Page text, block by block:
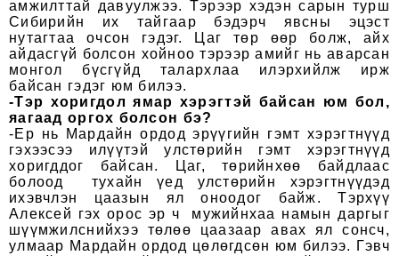
амжилттай давуулжээ. Тэрээр хэдэн сарын турш
Сибирийн их тайгаар бэдэрч явсны эцэст
нутагтаа очсон гэдэг. Цаг төр өөр болж, айх
айдасгүй болсон хойноо тэрээр амийг нь аварсан
монгол бүсгүйд талархлаа илэрхийлж ирж
байсан гэдэг юм билээ.
-Тэр хоригдол ямар хэрэгтэй байсан юм бол,
яагаад оргох болсон бэ?
-Ер нь Мардайн ордод эрүүгийн гэмт хэрэгтнүүд
гэхээсээ илүүтэй улстөрийн гэмт хэрэгтнүүд
хоригддог байсан. Цаг, төрийнхөө байдлаас
болоод тухайн үед улстөрийн хэрэгтнүүдэд
ихэвчлэн цаазын ял оноодог байж. Тэрхүү
Алексей гэх орос эр ч мужийнхаа намын даргыг
шүүмжилснийхээ төлөө цаазаар авах ял сонсч,
улмаар Мардайн ордод цөлөгдсөн юм билээ. Гэвч